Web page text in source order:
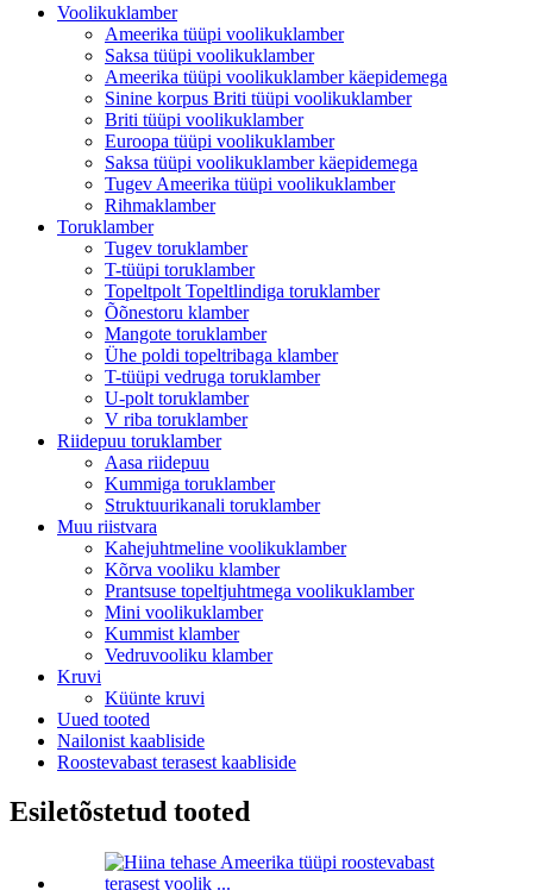
Voolikuklamber
Ameerika tüüpi voolikuklamber
Saksa tüüpi voolikuklamber
Ameerika tüüpi voolikuklamber käepidemega
Sinine korpus Briti tüüpi voolikuklamber
Briti tüüpi voolikuklamber
Euroopa tüüpi voolikuklamber
Saksa tüüpi voolikuklamber käepidemega
Tugev Ameerika tüüpi voolikuklamber
Rihmaklamber
Toruklamber
Tugev toruklamber
T-tüüpi toruklamber
Topeltpolt Topeltlindiga toruklamber
Õõnestoru klamber
Mangote toruklamber
Ühe poldi topeltribaga klamber
T-tüüpi vedruga toruklamber
U-polt toruklamber
V riba toruklamber
Riidepuu toruklamber
Aasa riidepuu
Kummiga toruklamber
Struktuurikanali toruklamber
Muu riistvara
Kahejuhtmeline voolikuklamber
Kõrva vooliku klamber
Prantsuse topeltjuhtmega voolikuklamber
Mini voolikuklamber
Kummist klamber
Vedruvooliku klamber
Kruvi
Küünte kruvi
Uued tooted
Nailonist kaabliside
Roostevabast terasest kaabliside
Esiletõstetud tooted